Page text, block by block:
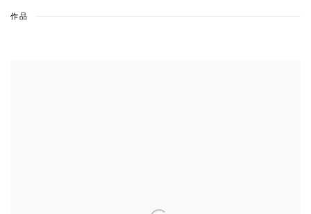
作品